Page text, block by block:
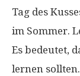
Tag des
im Sommer.
Es bedeutet,
lernen